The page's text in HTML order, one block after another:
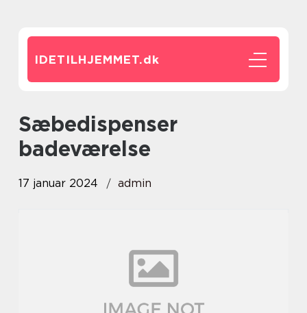
IDETILHJEMMET.dk
sæbedispenser
badeværelse
17 januar 2024 admin